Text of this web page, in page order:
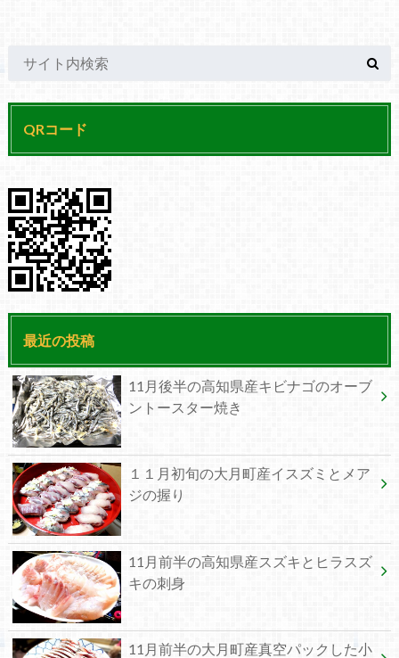
QRコード
最近の投稿
11月後半の高知県産キビナゴのオーブ
ントースター焼き
１１月初旬の大月町産イスズミとメア
ジの握り
11月前半の高知県産スズキとヒラスズ
キの刺身
11月前半の大月町産真空パックした小